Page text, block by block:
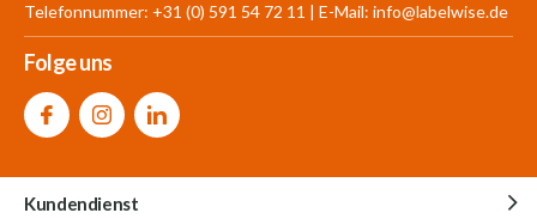
Telefonnummer: +31 (0) 591 54 72 11 | E-Mail: info@labelwise.de
Folge uns
Kundendienst